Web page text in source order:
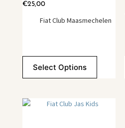
€25,00
Fiat Club Maasmechelen
Select Options